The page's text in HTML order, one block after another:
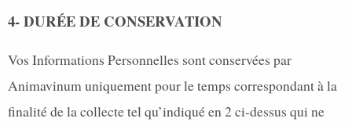
4- DURÉE DE CONSERVATION
Vos Informations Personnelles sont conservées par
Animavinum uniquement pour le temps correspondant à la
finalité de la collecte tel qu’indiqué en 2 ci-dessus qui ne